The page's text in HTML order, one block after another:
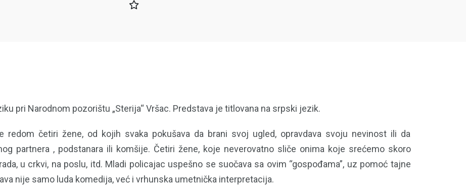
pri Narodnom pozorištu „Sterija“ Vršac. Predstava je titlovana na srpski jezik.
redom četiri žene, od kojih svaka pokušava da brani svoj ugled, opravdava svoju nevinost ili da
partnera , podstanara ili komšije. Četiri žene, koje neverovatno sliče onima koje srećemo skoro
u crkvi, na poslu, itd. Mladi policajac uspešno se suočava sa ovim “gospođama”, uz pomoć tajne
nije samo luda komedija, već i vrhunska umetnička interpretacija.